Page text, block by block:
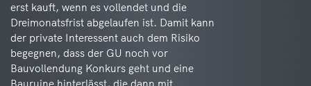
erst kauft, wenn es vollendet und die
Dreimonatsfrist abgelaufen ist. Damit kann
der private Interessent auch dem Risiko
begegnen, dass der GU noch vor
Bauvollendung Konkurs geht und eine